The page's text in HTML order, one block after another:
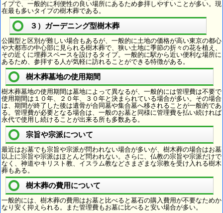
イプで、一般的に利便性の良い場所にあるため参拝しやすいことが多い。現
在最も多いタイプの樹木葬である。
３）ガーデニング型樹木葬
公園型と区別が難しい場合もあるが、一般的に土地の価格が高い東京の都心
や大都市の中心部に見られる樹木葬で、狭い土地に季節の折々の花を植え、
その近くに埋葬スペースを設けるタイプ。一般的に駅から近い便利な場所に
あるため、参拝する人が気軽に訪れることができる特徴がある。
樹木葬墓地の使用期間
樹木葬墓地の使用期間は墓地によって異なるが、一般的には管理費は不要で
使用期間は１０年、２０年、３０年と決まられている場合が多い。その場合
は、期間が終了した後は遺骨が合同墓や集合墓へ移されることが一般的であ
る。管理費が必要となる場合は、一般のお墓と同様に管理費を払い続ければ
永代で使用し続けることが出来る所も多数ある。
宗旨や宗派について
最近はお墓でも宗旨や宗派が問われない場合が多いが、樹木葬の場合はお墓
以上に宗旨や宗派はほとんど問われない。さらに、仏教の宗旨や宗派だけで
なく、神道やキリスト教、イスラム教などさまざまな宗教を受け入れる樹木
葬もある。
樹木葬の費用について
一般的には、樹木葬の費用はお墓と比べると墓石の購入費用が不要なためか
なり安く抑えられる。また管理費もお墓に比べると安い場合が多い。